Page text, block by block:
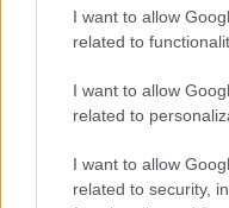
I want to allow
related to
I want to allow
related to
I want to allow
related to security,